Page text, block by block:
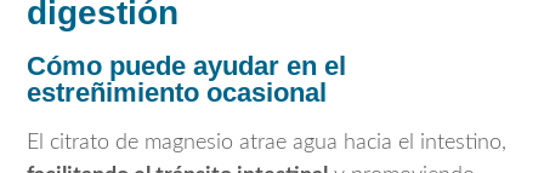
digestión
Cómo puede ayudar en el
estreñimiento ocasional
El citrato de magnesio atrae agua hacia el intestino,